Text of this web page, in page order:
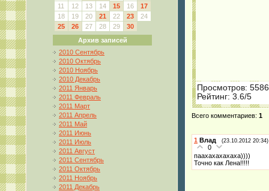
11
12 13 14 15 16
17
18
19 20 21 22 23
24
25
26 27 28 29
30
Архив записей
2010 Сентябрь
2010 Октябрь
2010 Ноябрь
2010 Декабрь
2011 Январь
2011 Февраль
2011 Март
2011 Апрель
2011 Май
2011 Июнь
2011 Июль
2011 Август
2011 Сентябрь
2011 Октябрь
2011 Ноябрь
2011 Декабрь
Просмотров:
Рейтинг: 3.6/5
Всего комментариев: 1
1 Влад (23.10.2012 20:34)
0
паахахахахаха))))
Точно как Лена!!!!!